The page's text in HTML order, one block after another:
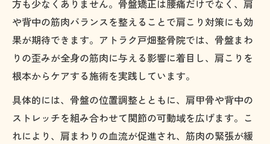
方も少なくありません。骨盤矯正は腰痛だけでなく、肩
や背中の筋肉バランスを整えることで肩こり対策にも効
果が期待できます。アトラク戸畑整骨院では、骨盤まわ
りの歪みが全身の筋肉に与える影響に着目し、肩こりを
根本からケアする施術を実践しています。
具体的には、骨盤の位置調整とともに、肩甲骨や背中の
ストレッチを組み合わせて関節の可動域を広げます。こ
れにより、肩まわりの血流が促進され、筋肉の緊張が緩